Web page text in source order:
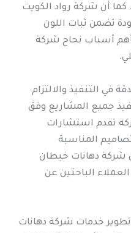
كما أن شركة رواد الكويت
تضمن ثبات اللون
أهم أسباب نجاح شركة
في التنفيذ والالتزام
جميع المشاريع وفق
تقدم استشارات
المناسبة
شركة دهانات خيطان
الباحثين عن
خدمات شركة دهانات